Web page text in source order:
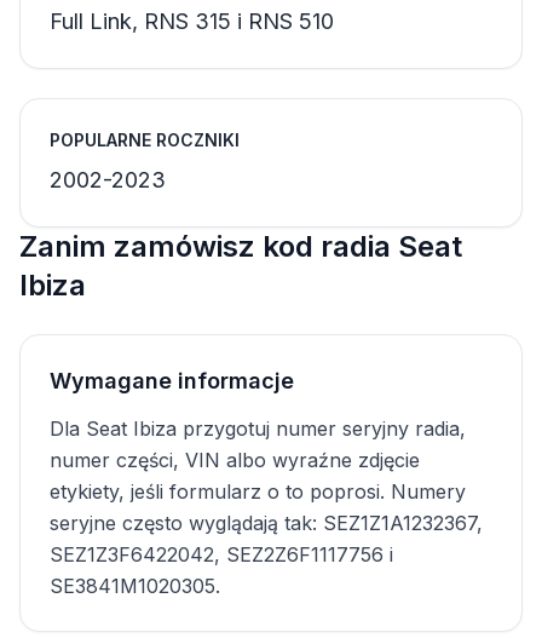
Full Link, RNS 315 i RNS 510
POPULARNE ROCZNIKI
2002-2023
Zanim zamówisz kod radia Seat
Ibiza
Wymagane informacje
Dla Seat Ibiza przygotuj numer seryjny radia,
numer części, VIN albo wyraźne zdjęcie
etykiety, jeśli formularz o to poprosi. Numery
seryjne często wyglądają tak: SEZ1Z1A1232367,
SEZ1Z3F6422042, SEZ2Z6F1117756 i
SE3841M1020305.